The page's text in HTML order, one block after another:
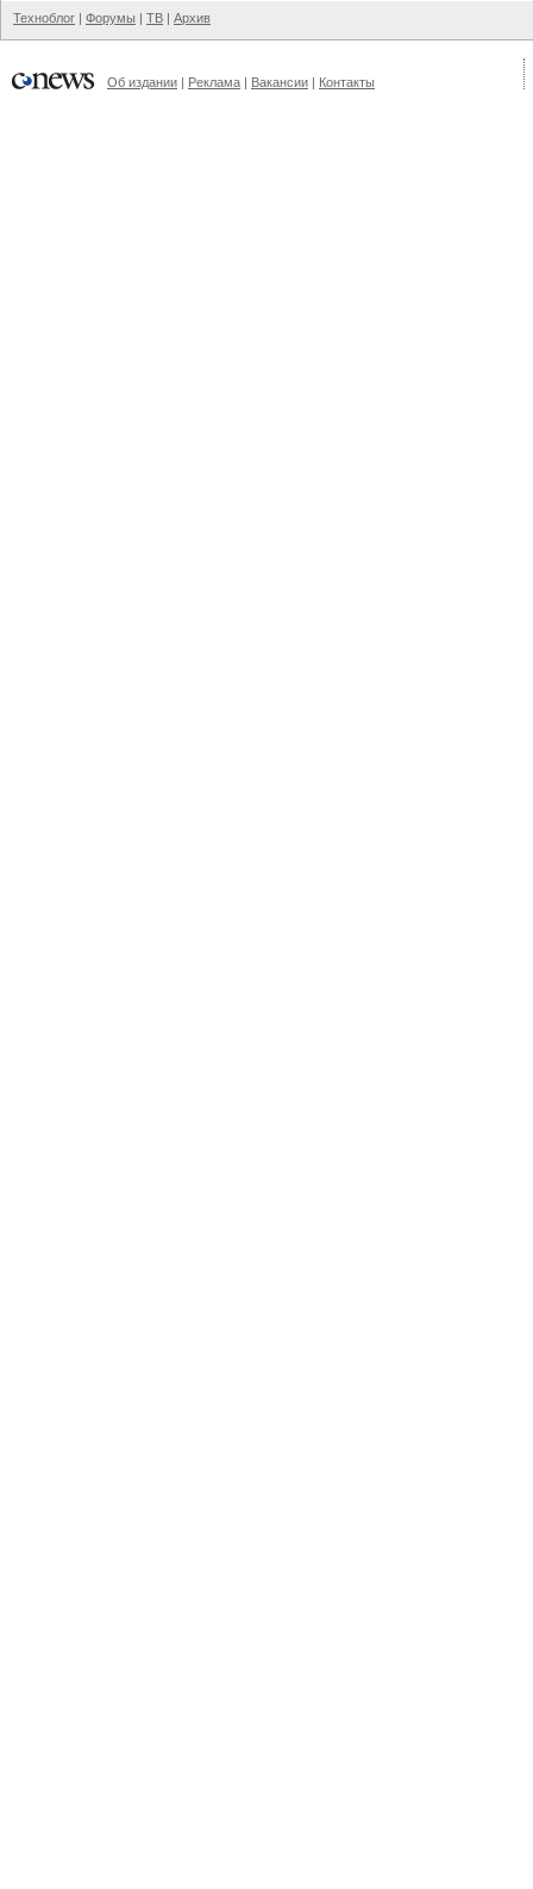
Техноблог | Форумы | ТВ | Архив
Об издании | Реклама | Вакансии | Контакты